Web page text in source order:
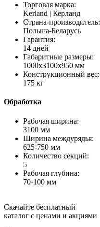
Торговая марка:
Kerland | Керланд
Страна-производитель:
Польша-Беларусь
Гарантия:
14 дней
Габаритные размеры:
1000х3100х950 мм
Конструкционный вес:
175 кг
Обработка
Рабочая ширина:
3100 мм
Ширина междурядья:
625-750 мм
Количество секций:
5
Рабочая глубина:
70-100 мм
Скачайте бесплатный
каталог с ценами и акциями